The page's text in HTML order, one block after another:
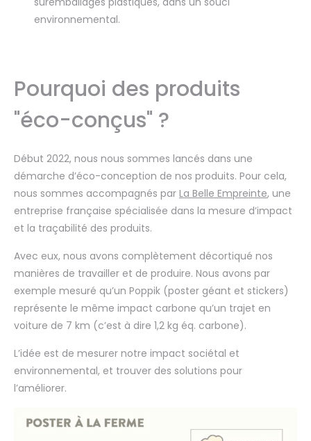
environnemental.
Pourquoi des produits
"éco-conçus" ?
Début 2022, nous nous sommes lancés dans une
démarche d’éco-conception de nos produits. Pour cela,
nous sommes accompagnés par La Belle Empreinte, une
entreprise française spécialisée dans la mesure d’impact
et la traçabilité des produits.
Avec eux, nous avons complètement décortiqué nos
manières de travailler et de produire. Nous avons par
exemple mesuré qu’un Poppik (poster géant et stickers)
représente le même impact carbone qu’un trajet en
voiture de 7 km (c’est à dire 1,2 kg éq. carbone).
L’idée est de mesurer notre impact sociétal et
environnemental, et trouver des solutions pour
l’améliorer.